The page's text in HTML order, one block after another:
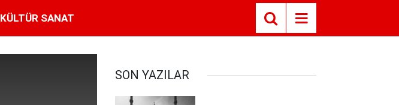
KÜLTÜR SANAT
SON YAZILAR